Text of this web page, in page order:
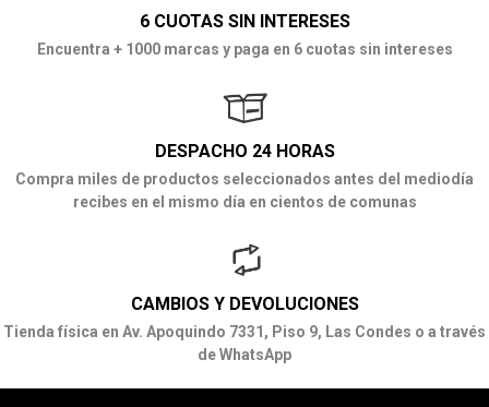
6 CUOTAS SIN INTERESES
Encuentra + 1000 marcas y paga en 6 cuotas sin intereses
DESPACHO 24 HORAS
Compra miles de productos seleccionados antes del mediodía
recibes en el mismo día en cientos de comunas
CAMBIOS Y DEVOLUCIONES
Tienda física en Av. Apoquindo 7331, Piso 9, Las Condes o a través
de WhatsApp